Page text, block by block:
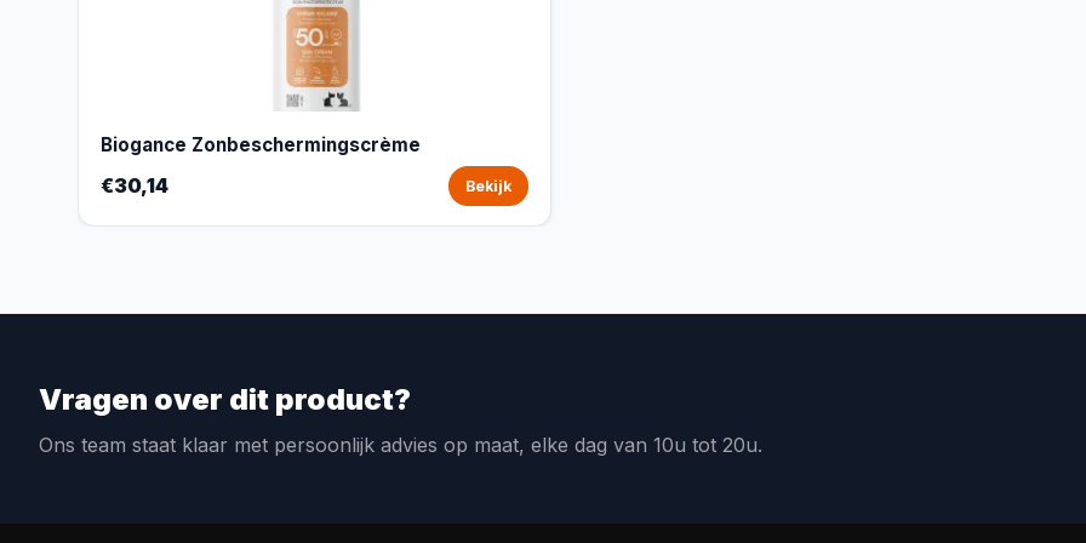
Biogance Zonbeschermingscrème
€30,14 Bekijk
Vragen over dit product?
Ons team staat klaar met persoonlijk advies op maat, elke dag van 10u tot 20u.